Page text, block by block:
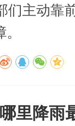
们主动靠
里降雨